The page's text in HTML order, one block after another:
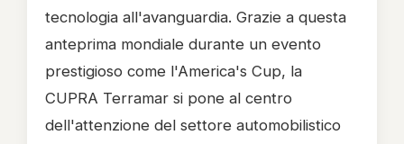
tecnologia all'avanguardia. Grazie a questa
anteprima mondiale durante un evento
prestigioso come l'America's Cup, la
CUPRA Terramar si pone al centro
dell'attenzione del settore automobilistico